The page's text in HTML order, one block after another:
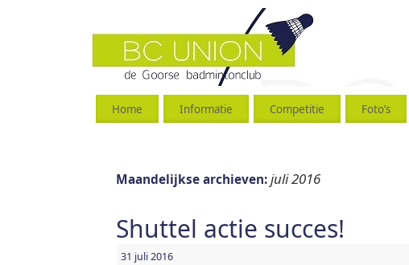
Home Informatie Competitie Foto’s
Maandelijkse archieven:juli 2016
Shuttel actie succes!
31 juli 2016